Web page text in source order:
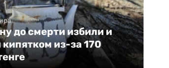
до смерти избили и
из-за 170